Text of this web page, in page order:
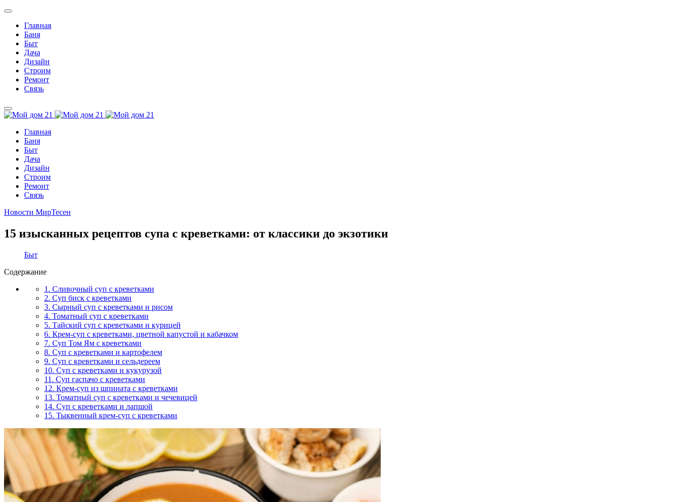
Главная
Баня
Быт
Дача
Дизайн
Строим
Ремонт
Связь
Главная
Баня
Быт
Дача
Дизайн
Строим
Ремонт
Связь
Новости МирТесен
15 изысканных рецептов супа с креветками: от классики до экзотики
Быт
Содержание
1. Сливочный суп с креветками
2. Суп биск с креветками
3. Сырный суп с креветками и рисом
4. Томатный суп с креветками
5. Тайский суп с креветками и курицей
6. Крем-суп с креветками, цветной капустой и кабачком
7. Суп Том Ям с креветками
8. Суп с креветками и картофелем
9. Суп с креветками и сельдереем
10. Суп с креветками и кукурузой
11. Суп гаспачо с креветками
12. Крем-суп из шпината с креветками
13. Томатный суп с креветками и чечевицей
14. Суп с креветками и лапшой
15. Тыквенный крем-суп с креветками